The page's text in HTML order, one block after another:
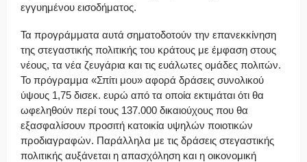
εγγυημένου εισοδήματος.
Τα προγράμματα αυτά σηματοδοτούν την επανεκκίνηση
της στεγαστικής πολιτικής του κράτους με έμφαση στους
νέους, τα νέα ζευγάρια και τις ευάλωτες ομάδες πολιτών.
Το πρόγραμμα «Σπίτι μου» αφορά δράσεις συνολικού
ύψους 1,75 δισεκ. ευρώ από τα οποία εκτιμάται ότι θα
ωφεληθούν περί τους 137.000 δικαιούχους που θα
εξασφαλίσουν προσιτή κατοικία υψηλών ποιοτικών
προδιαγραφών. Παράλληλα με τις δράσεις στεγαστικής
πολιτικής αυξάνεται η απασχόληση και η οικονομική